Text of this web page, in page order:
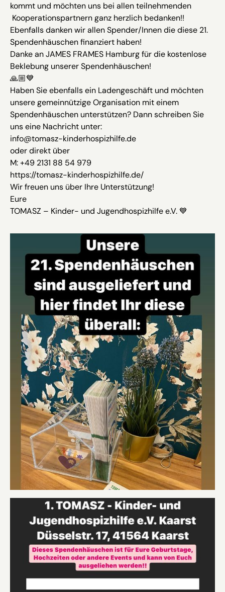
kommt und möchten uns bei allen teilnehmenden
Kooperationspartnern ganz herzlich bedanken!!
Ebenfalls danken wir allen Spender/Innen die diese 21.
Spendenhäuschen finanziert haben!
Danke an JAMES FRAMES Hamburg für die kostenlose
Beklebung unserer Spendenhäuschen!
🙏🏼💙
Haben Sie ebenfalls ein Ladengeschäft und möchten
unsere gemeinnützige Organisation mit einem
Spendenhäuschen unterstützen? Dann schreiben Sie
uns eine Nachricht unter:
info@tomasz-kinderhospizhilfe.de
oder direkt über
M: +49 2131 88 54 979
https://tomasz-kinderhospizhilfe.de/
Wir freuen uns über Ihre Unterstützung!
Eure
TOMASZ – Kinder- und Jugendhospizhilfe e.V. 💙